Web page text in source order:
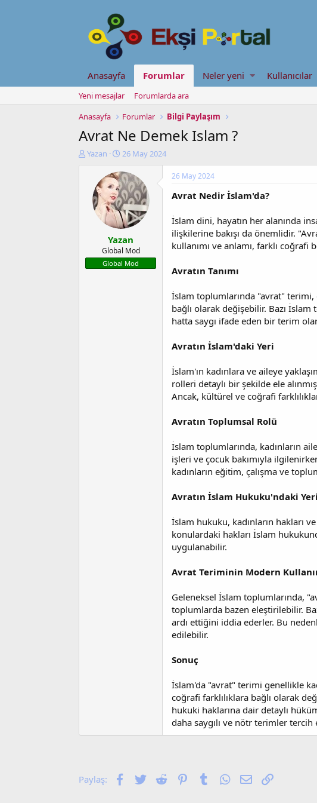
Anasayfa Forumlar Neler yeni Kullanıcılar
Yeni mesajlar
Forumlarda ara
Anasayfa
Forumlar Bilgi Paylaşım
Avrat Ne Demek Islam ?
K
a
t
Yazan
B
ş
l
a
n
g
ı
ç
t
a
r
26 May 2024
Yazan
Global Mod
Global Mod
26 May 2024
Avrat Nedir İslam'da?
İslam dini, hayatın her alanında
ilişkilerine bakışı da önemlidir.
kullanımı ve anlamı, farklı
Avratın Tanımı
İslam toplumlarında "avrat" terimi,
bağlı olarak değişebilir. Bazı
hatta saygı ifade eden bir terim
Avratın İslam'daki Yeri
İslam'ın kadınlara ve aileye
rolleri detaylı bir şekilde ele
Ancak, kültürel ve coğrafi
Avratın Toplumsal Rolü
İslam toplumlarında, kadınların
işleri ve çocuk bakımıyla
kadınların eğitim, çalışma ve
Avratın İslam Hukuku'ndaki Yeri
İslam hukuku, kadınların hakları
konulardaki hakları İslam
uygulanabilir.
Avrat Teriminin Modern
Geleneksel İslam toplumlarında,
toplumlarda bazen eleştirilebilir.
ardı ettiğini iddia ederler. Bu
edilebilir.
Sonuç
İslam'da "avrat" terimi genellikle
coğrafi farklılıklara bağlı olarak
hukuki haklarına dair detaylı
daha saygılı ve nötr terimler tercih
Paylaş: Facebook
Twitter Reddit PinterestTumblrWhatsApp
E-postaLink